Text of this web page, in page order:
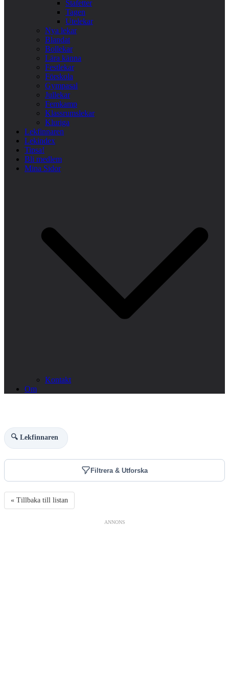
Stafetter
Tagen
Utelekar
Nya lekar
Blandat
Bollekar
Lära känna
Festlekar
Förskola
Gympasal
Jullekar
Femkamp
Klassrumslekar
Kluriga
Lekfinnaren
Lekindex
Tipsa!
Bli medlem
Mina Sidor
Kontakt
Om
🔍 Lekfinnaren
Filtrera & Utforska
« Tillbaka till listan
ANNONS